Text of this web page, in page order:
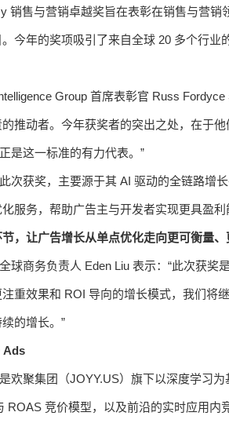
销售与营销卓越奖旨在表彰在销售与营
今年的奖项吸引了来自全球 20 多个行
Group 首席表彰官 Russ
推动者。今年获奖者的突出之处，在于
是这一标准的有力代表。”
次获奖，主要源于其 AI 驱动的全链路增
服务，帮助广告主与开发者实现更具盈利
，让广告增长从单点优化走向更可衡量、
球商务负责人 Eden Liu 表示：“此次获
重效果和 ROI 导向的增长模式，我们将
的增长。”
Ads
欢聚集团（JOYY.US）旗下以深度学习
ROAS 竞价模型，以及前沿的实时应用